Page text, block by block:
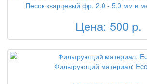
Песок кварцевый фр. 2,0 - 5,0 мм в
Цена: 500 р.
Фильтрующий материал: